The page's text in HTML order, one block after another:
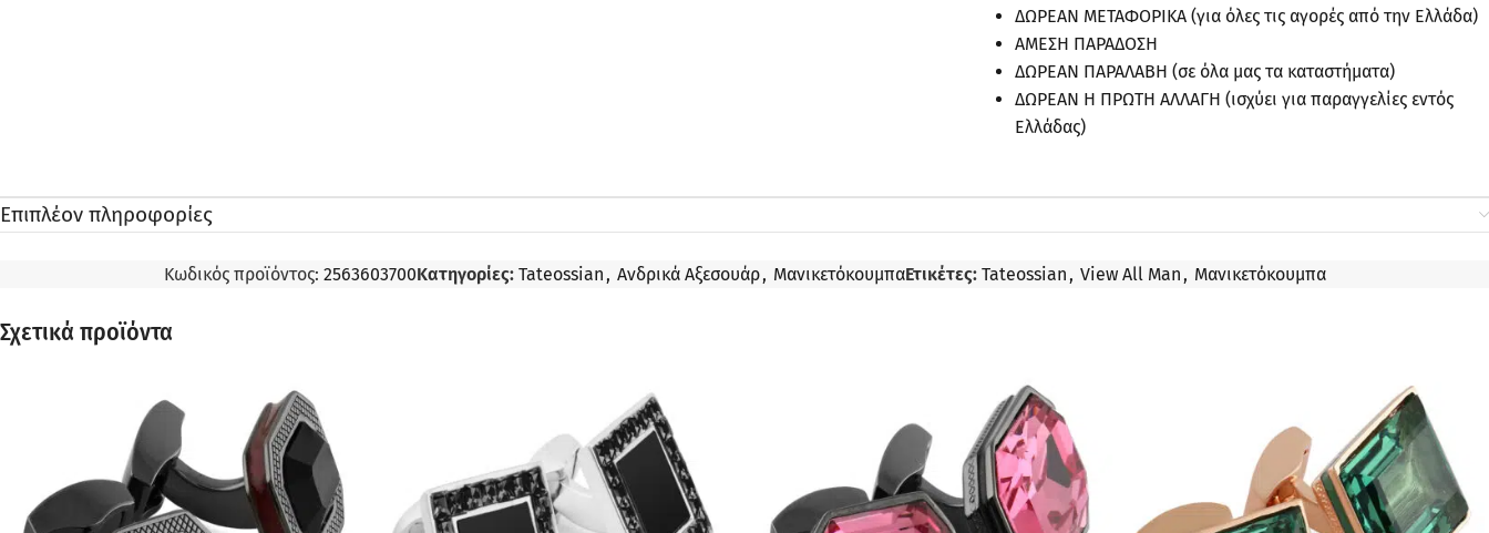
ΔΩΡΕΑΝ ΜΕΤΑΦΟΡΙΚΑ (για όλες τις αγορές από την Ελλάδα)
ΑΜΕΣΗ ΠΑΡΑΔΟΣΗ
ΔΩΡΕΑΝ ΠΑΡΑΛΑΒΗ (σε όλα μας τα καταστήματα)
ΔΩΡΕΑΝ Η ΠΡΩΤΗ ΑΛΛΑΓΗ (ισχύει για παραγγελίες εντός
Ελλάδας)
Επιπλέον πληροφορίες
Κωδικός προϊόντος: 2563603700Κατηγορίες: Tateossian, Ανδρικά Αξεσουάρ, ΜανικετόκουμπαΕτικέτες: Tateossian, View All Man, Μανικετόκουμπα
Σχετικά προϊόντα